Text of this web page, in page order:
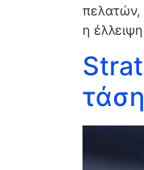
πελατών,
η
τάση